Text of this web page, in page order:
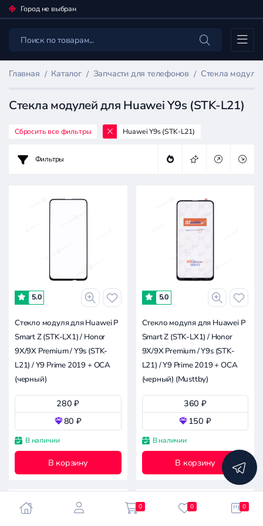
Город не выбран
Каталог
Главная Каталог Запчасти для телефонов Стекла
Стекла модулей для Huawei Y9s (STK-L21)
товаров
Запчасти
Совместимость
Все производители
Apple
Asus
Huawei Y9s (STK-L21)
Сбросить
Сбросить все фильтры Huawei Y9s (STK-L21)
Фильтры
5.0
Стекло модуля для Huawei P
Smart Z (STK-LX1) / Honor
9X/9X Premium / Y9s (STK-
L21) / Y9 Prime 2019 + OCA
(черный)
280 ₽
80 ₽
В наличии
В корзину
5.0
Стекло модуля для Huawei P
Smart Z (STK-LX1) / Honor
9X/9X Premium / Y9s (STK-
L21) / Y9 Prime 2019 + OCA
(черный) (Musttby)
360 ₽
150 ₽
В наличии
В корзину
0 0 0